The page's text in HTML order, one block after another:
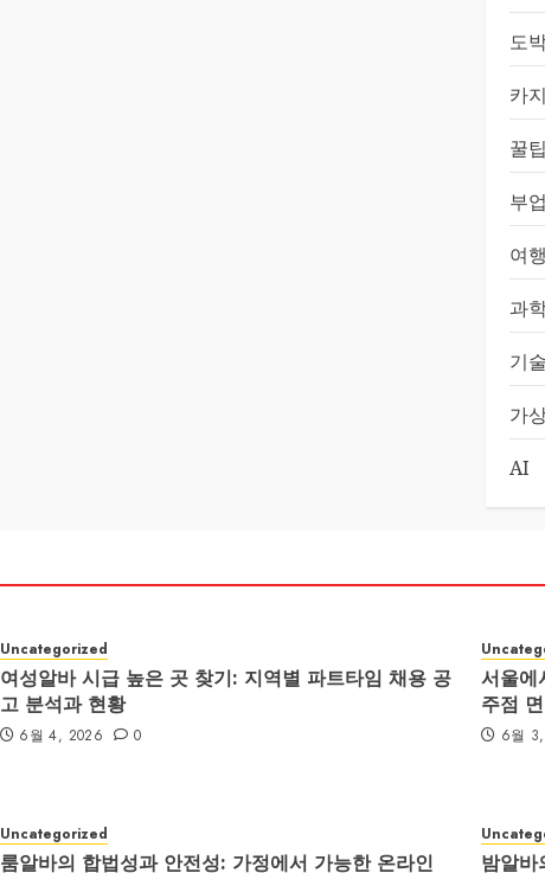
도
카
꿀팁
부업
여행
과
기술
가
AI
Uncategorized
여성알바 시급 높은 곳 찾기: 지역별 파트타임 채용 공
고 분석과 현황
6월 4, 2026 0
서울에
주점
6월
Uncategorized
룸알바의 합법성과 안전성: 가정에서 가능한 온라인 밤알